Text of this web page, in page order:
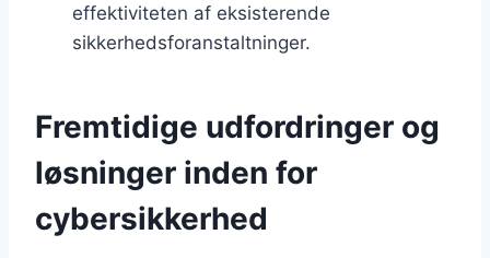
effektiviteten af eksisterende
sikkerhedsforanstaltninger.
Fremtidige udfordringer og
løsninger inden for
cybersikkerhed